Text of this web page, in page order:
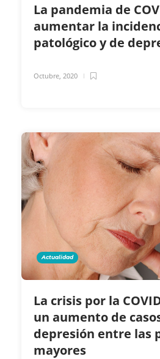
La pandemia de
aumentar la
patológico y de
Octubre, 2020
Actualidad
La crisis por la
un aumento de
depresión entre las
mayores